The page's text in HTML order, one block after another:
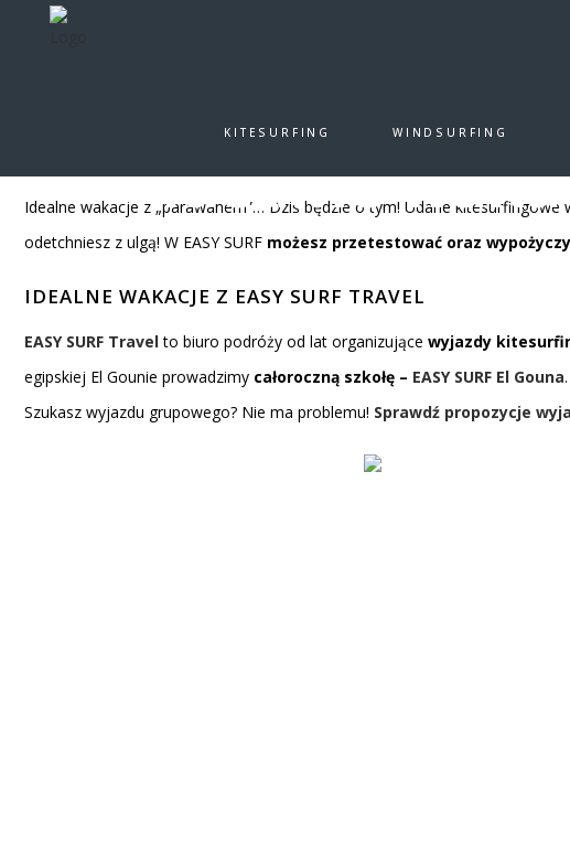
KITESURFING WINDSURFING
Idealne
8
Idealne wakacje
Idealne wakacje z „parawanem”… Dziś będzie o tym! Udane
odetchniesz z ulgą! W EASY SURF możesz przetestować oraz
IDEALNE WAKACJE Z EASY SURF TRAVEL
EASY SURF Travelto biuro podróży od lat organizujące wyjazdy
egipskiej El Gounie prowadzimy całoroczną szkołę – EASY SURF El Gouna
Szukasz wyjazdu grupowego? Nie ma problemu! Sprawdź propozycje